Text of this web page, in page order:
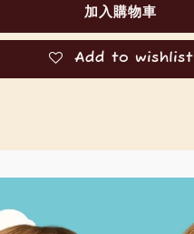
加入購物車
Add to wishlist